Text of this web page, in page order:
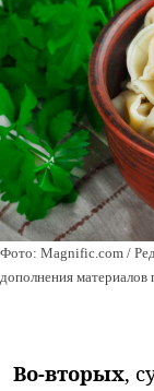
Фото: Magnific.com /
дополнения
Во-вторых,